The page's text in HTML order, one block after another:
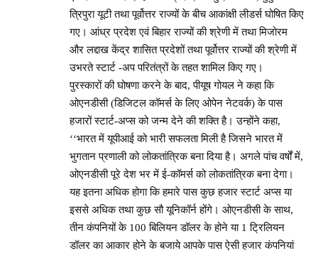
त्रिपुरा यूटी तथा पूर्वोत्तर राज्यों के बीच आकांक्षी लीडर्स घोषित किए
गए। आंध्र प्रदेश एवं बिहार राज्यों की श्रेणी में तथा मिजोरम
और लद्दाख केंद्र शासित प्रदेशों तथा पूर्वोत्तर राज्यों की श्रेणी में
उभरते स्टार्ट -अप परितंत्रों के तहत शामिल किए गए।
पुरस्कारों की घोषणा करने के बाद, पीयूष गोयल ने कहा कि
ओएनडीसी (डिजिटल कॉमर्स के लिए ओपेन नेटवर्क) के पास
हजारों स्टार्ट-अप्स को जन्म देने की शक्ति है। उन्होंने कहा,
‘‘भारत में यूपीआई को भारी सफलता मिली है जिसने भारत में
भुगतान प्रणाली को लोकतांत्रिक बना दिया है। अगले पांच वर्षों में,
ओएनडीसी पूरे देश भर में ई-कॉमर्स को लोकतांत्रिक बना देगा।
यह इतना अधिक होगा कि हमारे पास कुछ हजार स्टार्ट अप्स या
इससे अधिक तथा कुछ सौ यूनिकॉर्न होंगे। ओएनडीसी के साथ,
तीन कंपनियों के 100 बिलियन डॉलर के होने या 1 ट्रिलियन
डॉलर का आकार होने के बजाये आपके पास ऐसी हजार कंपनियां